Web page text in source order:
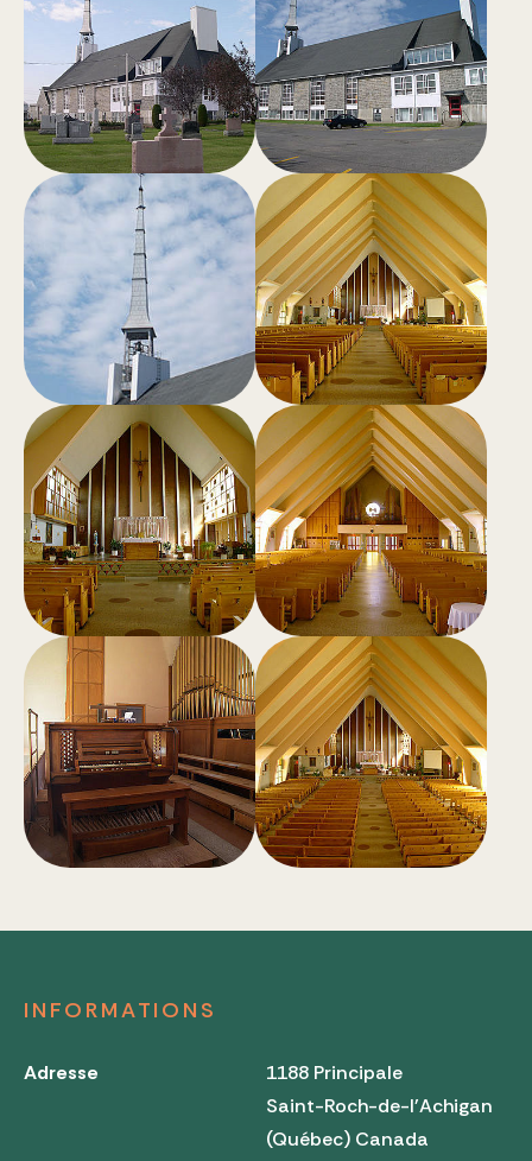
INFORMATIONS
Adresse
1188 Principale
Saint-Roch-de-l'Achigan
(Québec) Canada